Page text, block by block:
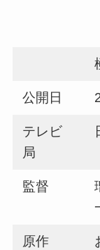
公開日
テレビ
局
監督
原作